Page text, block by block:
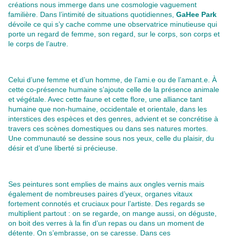
créations nous immerge dans une cosmologie vaguement
familière. Dans l’intimité de situations quotidiennes, GaHee Park
dévoile ce qui s’y cache comme une observatrice minutieuse qui
porte un regard de femme, son regard, sur le corps, son corps et
le corps de l’autre.
Celui d’une femme et d’un homme, de l’ami.e ou de l’amant.e. À
cette co-présence humaine s’ajoute celle de la présence animale
et végétale. Avec cette faune et cette flore, une alliance tant
humaine que non-humaine, occidentale et orientale, dans les
interstices des espèces et des genres, advient et se concrétise à
travers ces scènes domestiques ou dans ses natures mortes.
Une communauté se dessine sous nos yeux, celle du plaisir, du
désir et d’une liberté si précieuse.
Ses peintures sont emplies de mains aux ongles vernis mais
également de nombreuses paires d’yeux, organes vitaux
fortement connotés et cruciaux pour l’artiste. Des regards se
multiplient partout : on se regarde, on mange aussi, on déguste,
on boit des verres à la fin d’un repas ou dans un moment de
détente. On s’embrasse, on se caresse. Dans ces